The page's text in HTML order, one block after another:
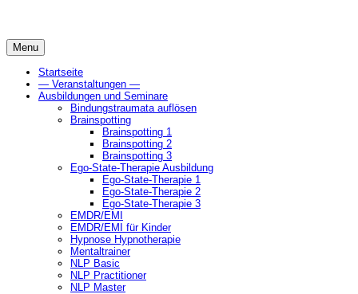
Menu
Startseite
— Veranstaltungen —
Ausbildungen und Seminare
Bindungstraumata auflösen
Brainspotting
Brainspotting 1
Brainspotting 2
Brainspotting 3
Ego-State-Therapie Ausbildung
Ego-State-Therapie 1
Ego-State-Therapie 2
Ego-State-Therapie 3
EMDR/EMI
EMDR/EMI für Kinder
Hypnose Hypnotherapie
Mentaltrainer
NLP Basic
NLP Practitioner
NLP Master